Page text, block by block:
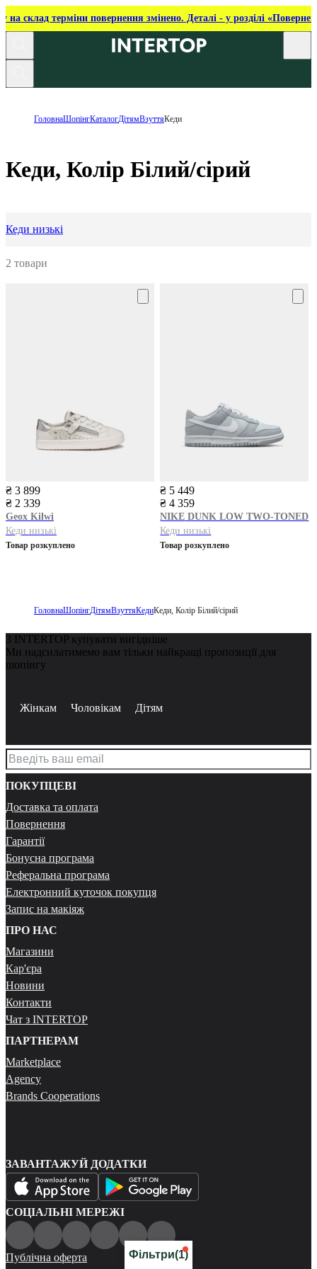
на склад терміни повернення змінено. Деталі - у розділі
ГоловнаШопінгКаталогДітямВзуттяКеди
Кеди, Колір Білий/сірий
Кеди низькі
2 товари
₴ 3 899
₴ 2 339
Geox Kilwi
Кеди низькі
Товар розкуплено
₴ 5 449
₴ 4 359
NIKE DUNK LOW TWO-TONED
Кеди низькі
Товар розкуплено
ГоловнаШопінгДітямВзуттяКедиКеди, Колір Білий/сірий
Фільтри(1)
З INTERTOP купувати вигідніше
Ми надсилатимемо вам тільки найкращі пропозиції для
шопінгу
Жінкам Чоловікам Дітям
ПОКУПЦЕВІ
Доставка та оплата
Повернення
Гарантії
Бонусна програма
Реферальна програма
Електронний куточок покупця
Запис на макіяж
ПРО НАС
Магазини
Кар'єра
Новини
Контакти
Чат з INTERTOP
ПАРТНЕРАМ
Marketplace
Agency
Brands Cooperations
ЗАВАНТАЖУЙ ДОДАТКИ
СОЦІАЛЬНІ МЕРЕЖІ
Публічна оферта